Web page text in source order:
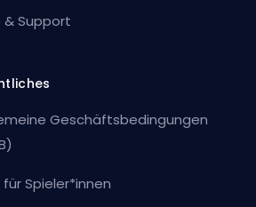
& Support
Geschäftsbedingungen
für Spieler*innen